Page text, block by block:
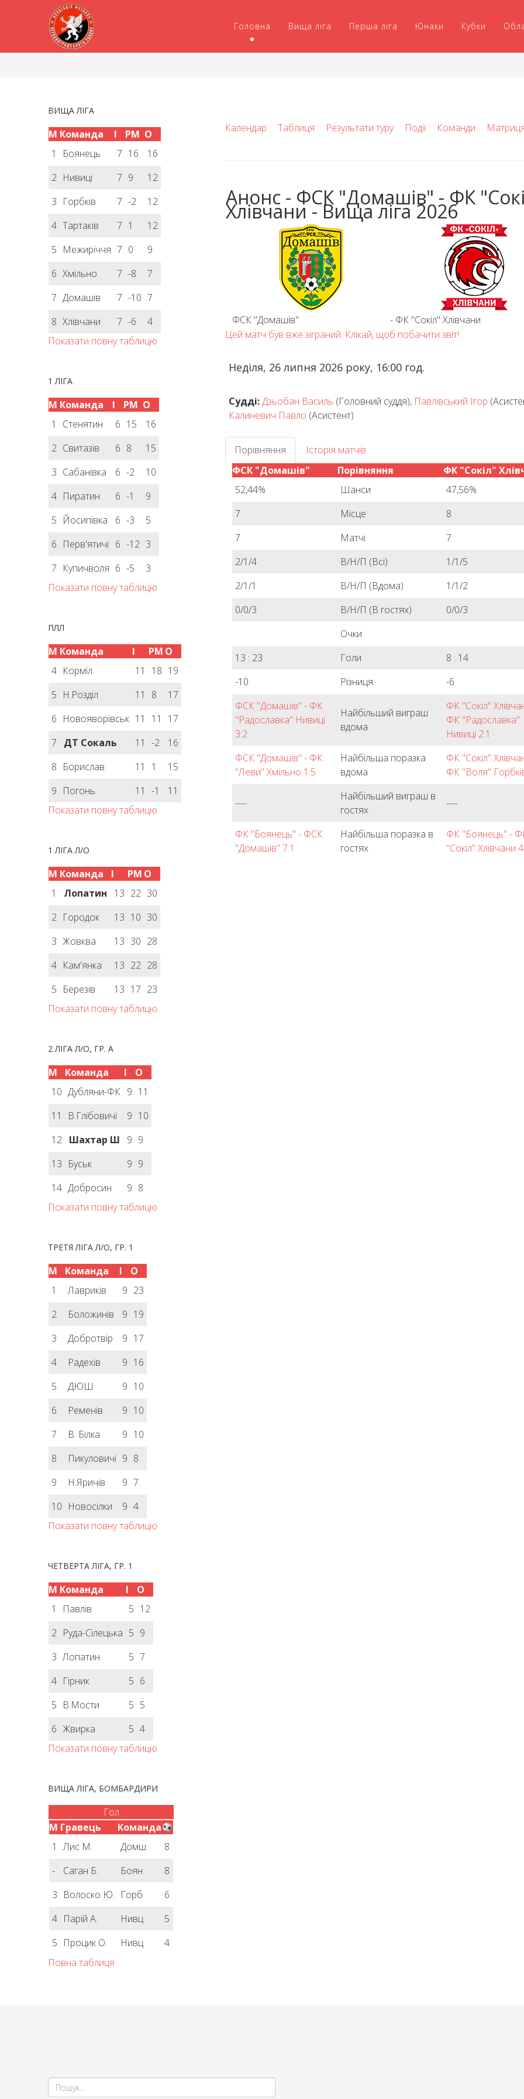
Головна Вища ліга Перша ліга Юнаки Кубки
ВИЩА ЛІГА
М Команда І РМ О
1
Боянець 7 16
16
2 Нивиці 7 9
12
3 Горбків 7 -2
12
4 Тартаків 7 1
12
5 Межиріччя 7 0
9
6 Хмільно 7 -8
7
7 Домашів 7 -10 7
8 Хлівчани 7 -6
4
Показати повну таблицю
1 ЛІГА
М Команда І РМ О
1
Стенятин 6 15
16
2 Свитазів 6 8
15
3 Сабанівка 6 -2
10
4 Пиратин 6 -1
9
5 Йосипівка 6 -3
5
6 Перв'ятичі 6 -12 3
7 Купичволя 6 -5
3
Показати повну таблицю
ПЛЛ
М Команда І РМ О
4 Корміл 11 18 19
5 Н.Розділ 11 8
17
6 Новояворівськ 11 11
17
7
ДТ Сокаль 11 -2
16
8 Борислав 11 1
15
9 Погонь 11 -1
11
Показати повну таблицю
1 ЛІГА Л/О
М Команда І РМ О
1
Лопатин 13 22 30
2 Городок 13 10 30
3 Жовква 13 30 28
4 Кам'янка 13 22 28
5 Березів 13 17 23
Показати повну таблицю
2 ЛІГА Л/О, ГР. А
М Команда І
О
10 Дубляни-ФК 9 11
11
В.Глібовичі 9 10
12 Шахтар Ш 9 9
13 Буськ 9 9
14 Добросин 9 8
Показати повну таблицю
ТРЕТЯ ЛІГА Л/О, ГР. 1
М Команда І
О
1
Лавриків 9 23
2
Боложинів 9 19
3
Добротвір 9 17
4
Радехів 9 16
5
ДЮШ 9 10
6
Ременів 9 10
7
В. Білка 9 10
8
Пикуловичі 9 8
9
Н.Яричів 9 7
10 Новосілки 9 4
Показати повну таблицю
ЧЕТВЕРТА ЛІГА, ГР. 1
М Команда І
О
1
Павлів 5 12
2 Руда-Сілецька 5 9
3 Лопатин 5 7
4 Гірник 5 6
5 В.Мости 5 5
6 Жвирка 5 4
Показати повну таблицю
ВИЩА ЛІГА, БОМБАРДИРИ
Гол
М Гравець
Команда
1
Лис М. Домш
8
-
Саган Б. Боян
8
3 Волоско Ю. Горб
6
4 Парій А. Нивц
5
5 Процик О. Нивц
4
Повна таблиця
Календар Таблиця Результати туру Події Команди
Анонс - ФСК "Домашів" - ФК
Хлівчани - Вища ліга 2026
ФСК "Домашів" - ФК "Сокіл" Хлівчани
Цей матч був вже зіграний. Клікай, щоб побачити звіт!
Неділя, 26 липня 2026 року, 16:00 год.
Судді: Дзьобан Василь (Головний суддя), Павлівський Ігор
Калиневич Павло (Асистент)
Порівняння
Історія матчів
ФСК "Домашів"
Порівняння
ФК "Сокіл"
52,44%
Шанси
47,56%
7
Місце
8
7
Матчі
7
2/1/4
В/Н/П (Всі)
1/1/5
2/1/1
В/Н/П (Вдома)
1/1/2
0/0/3
В/Н/П (В гостях)
0/0/3
Очки
13 : 23
Голи
8 : 14
-10
Різниця
-6
ФСК "Домашів" - ФК
"Радославка" Нивиці
3:2
Найбільший виграш
вдома
ФК "Сокіл"
ФК "Радославка"
Нивиці 2:1
ФСК "Домашів" - ФК
"Леви" Хмільно 1:5
Найбільша поразка
вдома
ФК "Сокіл"
ФК "Воля"
----
Найбільший виграш в
гостях
----
ФК "Боянець" - ФСК
"Домашів" 7:1
Найбільша поразка в
гостях
ФК "Боянець" -
"Сокіл" Хлівчани